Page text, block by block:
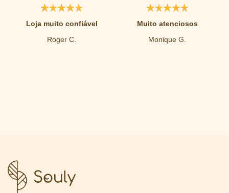
Loja muito confiável
Roger C.
Muito atenciosos
Monique G.